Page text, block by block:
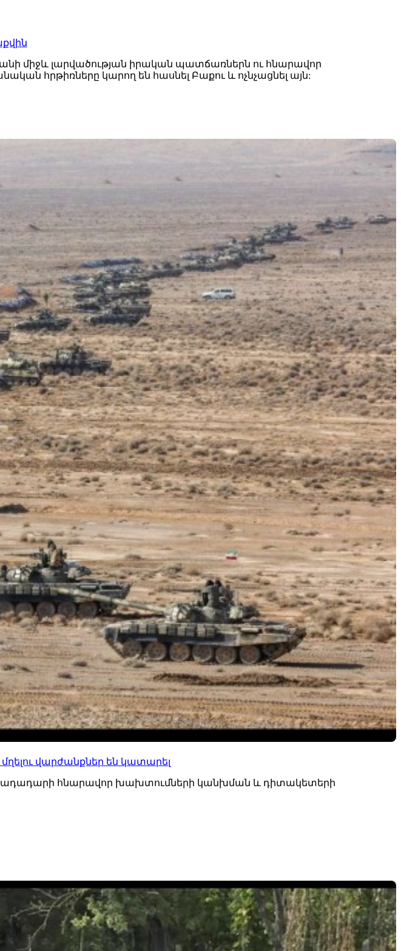
միջև լարվածության իրական պատճառներն ու հնարավոր
հրթիռները կարող են հասնել Բաքու և ոչնչացնել այն:
վարժանքներ են կատարել
հնարավոր խախտումների կանխման և դիտակետերի